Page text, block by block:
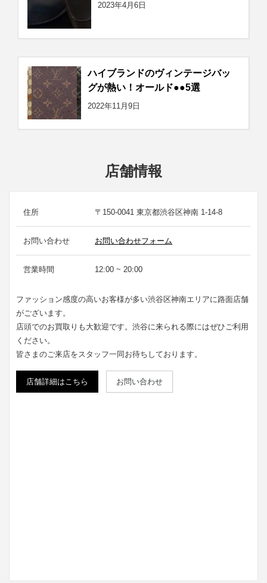
2023年4月6日
ハイブランドのヴィンテージバッ
グが熱い！オールド●●5選
2022年11月9日
店舗情報
住所 〒150-0041 東京都渋谷区神南 1-14-8
お問い合わせ お問い合わせフォーム
営業時間 12:00 ~ 20:00
ファッション感度の高いお客様が多い渋谷区神南エリアに路面店舗
がございます。
店頭でのお買取りも大歓迎です。渋谷に来られる際にはぜひご利用
ください。
皆さまのご来店をスタッフ一同お待ちしております。
店舗詳細はこちら お問い合わせ